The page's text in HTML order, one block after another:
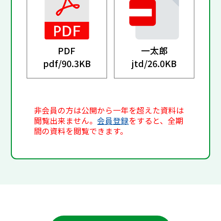
PDF
pdf/90.3KB
一太郎
jtd/26.0KB
非会員の方は公開から一年を超えた資料は
閲覧出来ません。会員登録をすると、全期
間の資料を閲覧できます。